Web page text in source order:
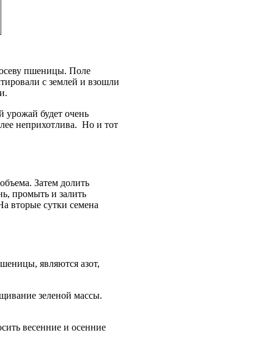
пшеницы. Поле
с землей и взошли
урожай будет очень
неприхотлива. Но и тот
Затем долить
промыть и залить
вторые сутки семена
являются азот,
зеленой массы.
весенние и осенние